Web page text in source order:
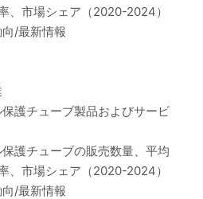
、市場シェア（2020-2024）
/最新情報
護チューブ製品およびサービ
護チューブの販売数量、平均
、市場シェア（2020-2024）
/最新情報